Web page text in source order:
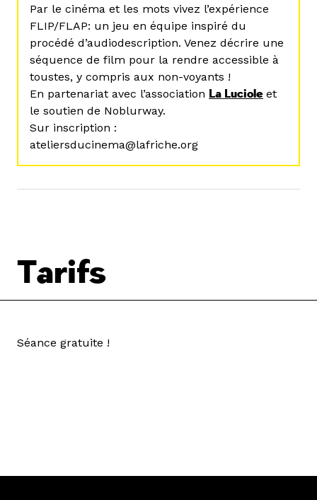
Par le cinéma et les mots vivez l’expérience
FLIP/FLAP: un jeu en équipe inspiré du
procédé d’audiodescription. Venez décrire une
séquence de film pour la rendre accessible à
toustes, y compris aux non-voyants !
En partenariat avec l’association La Luciole et
le soutien de Noblurway.
Sur inscription :
ateliersducinema@lafriche.org
Tarifs
Séance gratuite !